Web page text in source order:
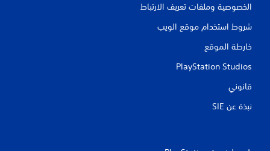
الخصوصية وملفات تعريف الارتباط
شروط استخدام موقع الويب
خارطة الموقع
PlayStation Studios
قانوني
نبذة عن SIE‏